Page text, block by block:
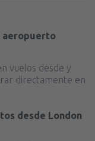
aeropuerto
vuelos desde y
directamente en
desde London